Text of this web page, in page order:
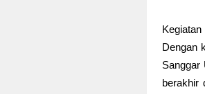
Dengan
Sanggar
berakhir